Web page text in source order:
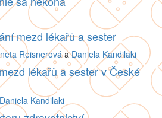
mezd lékařů a sester
ReisnerováaDaniela Kandilaki
lékařů a sester v České
Daniela Kandilaki